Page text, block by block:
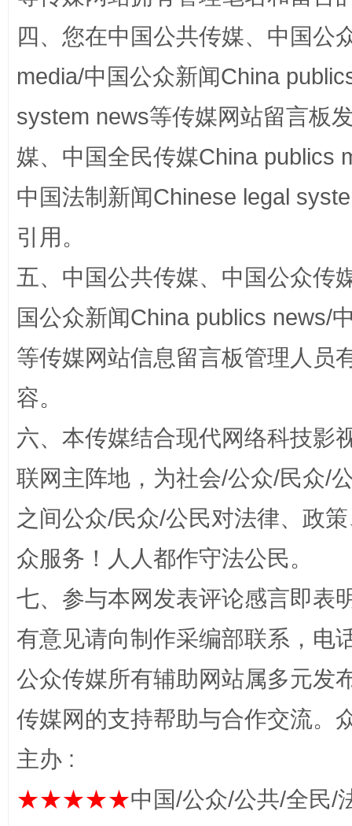
站台名比不上好声名
漫山遍野的桃花与雪山、麦地、白藏房
招工难、用工荒背后
四、您在中国公共传媒、中国公
media/中国公众新闻China
system news等传媒网站留言板
媒、中国全民传媒China publics
中国法制新闻Chinese legal
引用。
五、中国公共传媒、中国公众传
国公众新闻China publics news/
等传媒网站信息留言板管理人员
容。
六、本传媒结合现代网络科技影
联网主阵地，为社会/公众/民众/
之间公众/民众/公民对法律、政
众服务！人人都作守法公民。
七、参与本网发表评论感言即表
有意见请向制作采编部联系，电
公众传媒所有辅助网站属多元发
传媒网的支持帮助与合作交流。
主办 :
★★★★★中国/公众/公共/全民/